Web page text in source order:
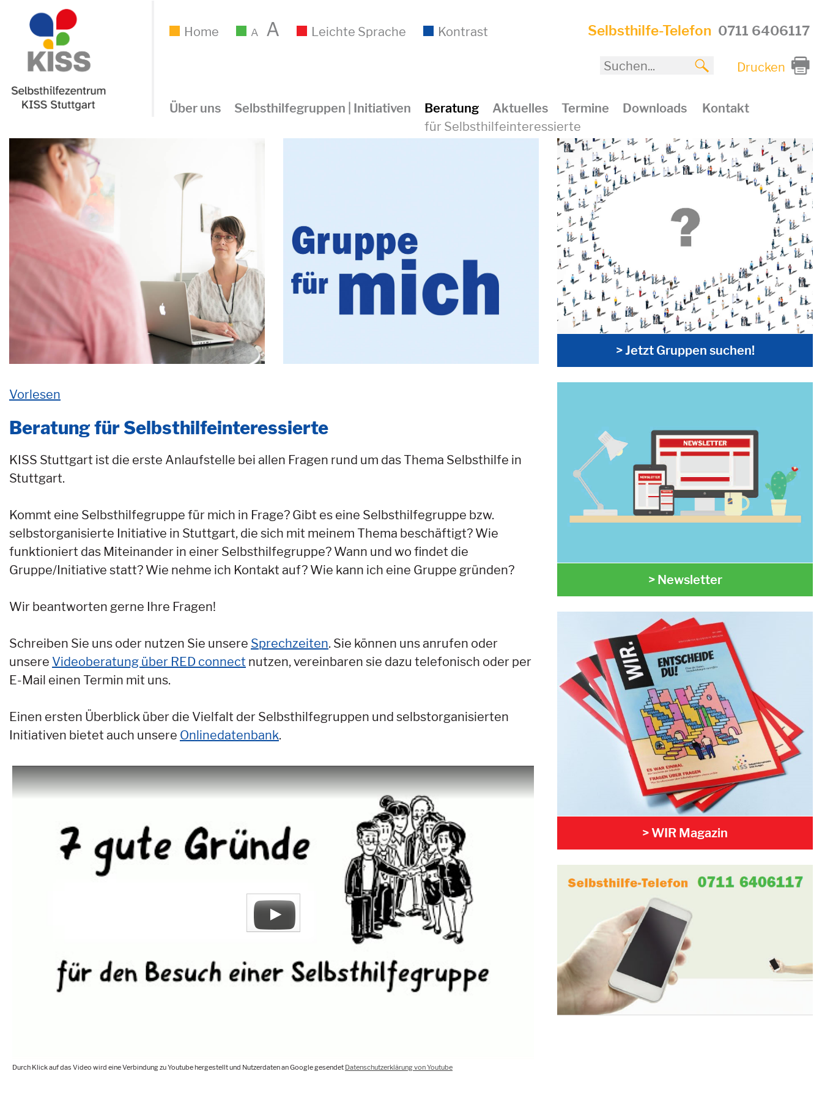
Home A A Leichte Sprache Kontrast Selbsthilfe-Telefon 0711 6406117
Drucken
Über uns Selbsthilfegruppen | Initiativen
Beratung
für Selbsthilfeinteressierte
Aktuelles Termine Downloads Kontakt
Vorlesen
Beratung für Selbsthilfeinteressierte
KISS Stuttgart ist die erste Anlaufstelle bei allen Fragen rund um das Thema Selbsthilfe in
Stuttgart.
Kommt eine Selbsthilfegruppe für mich in Frage? Gibt es eine Selbsthilfegruppe bzw.
selbstorganisierte Initiative in Stuttgart, die sich mit meinem Thema beschäftigt? Wie
funktioniert das Miteinander in einer Selbsthilfegruppe? Wann und wo findet die
Gruppe/Initiative statt? Wie nehme ich Kontakt auf? Wie kann ich eine Gruppe gründen?
Wir beantworten gerne Ihre Fragen!
Schreiben Sie uns oder nutzen Sie unsere Sprechzeiten. Sie können uns anrufen oder
unsere Videoberatung über RED connect nutzen, vereinbaren sie dazu telefonisch oder per
E-Mail einen Termin mit uns.
Einen ersten Überblick über die Vielfalt der Selbsthilfegruppen und selbstorganisierten
Initiativen bietet auch unsere Onlinedatenbank.
Durch Klick auf das Video wird eine Verbindung zu Youtube hergestellt und Nutzerdaten an Google gesendet Datenschutzerklärung von Youtube
> Jetzt Gruppen suchen!
> Newsletter
> WIR Magazin